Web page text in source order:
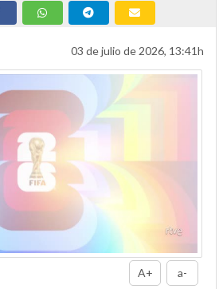
03 de julio de 2026, 13:41h
A+ a-